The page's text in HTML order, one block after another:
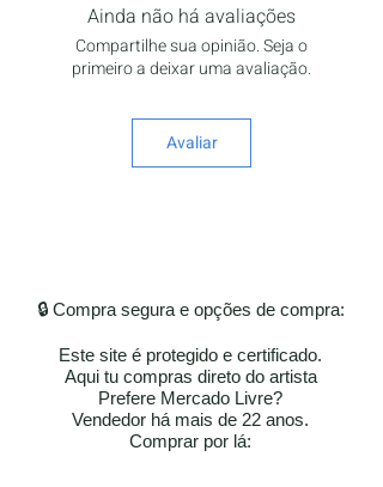
Ainda não há avaliações
Compartilhe sua opinião. Seja o
primeiro a deixar uma avaliação.
Avaliar
🔒 Compra segura e opções de compra:
Este site é protegido e certificado.
Aqui tu compras direto do artista
Prefere Mercado Livre?
Vendedor há mais de 22 anos.
​​Comprar por lá: